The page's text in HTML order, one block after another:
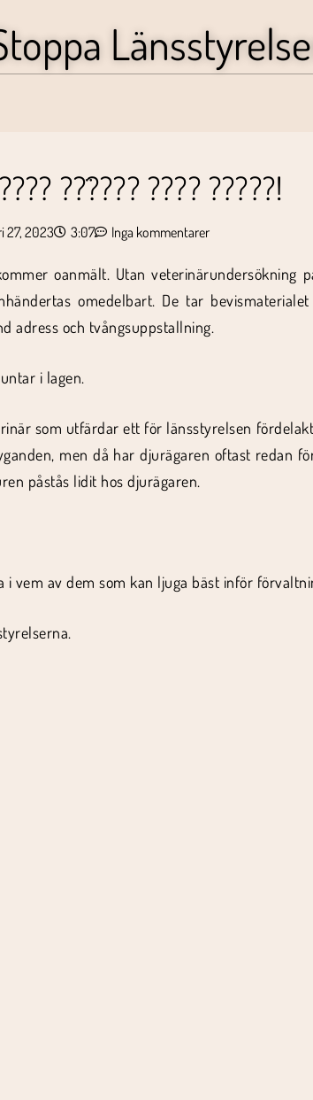
??̈???? ???? ?????!
27, 2023 3:07 Inga kommentarer
oanmält. Utan veterinärundersökning
omedelbart. De tar
adress och tvångsuppstallning.
i lagen.
som utfärdar ett för länsstyrelsen
men då har djurägaren oftast redan
påstås lidit hos djurägaren.
vem av dem som kan ljuga bäst inför